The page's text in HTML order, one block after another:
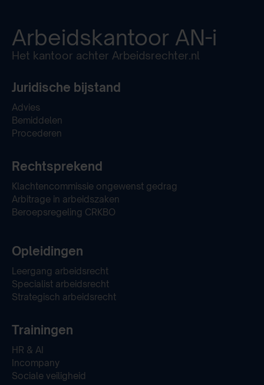
Arbeidskantoor AN-i
Het kantoor achter Arbeidsrechter.nl
Juridische bijstand
Advies
Bemiddelen
Procederen
Rechtsprekend
Klachtencommissie ongewenst gedrag
Arbitrage in arbeidszaken
Beroepsregeling CRKBO
Opleidingen
Leergang arbeidsrecht
Specialist arbeidsrecht
Strategisch arbeidsrecht
Trainingen
HR & AI
Incompany
Sociale veiligheid